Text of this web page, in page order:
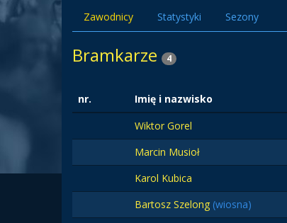
Zawodnicy Statystyki Sezony
Bramkarze 4
nr. Imię i nazwisko
Wiktor Gorel
Marcin Musioł
Karol Kubica
Bartosz Szelong (wiosna)